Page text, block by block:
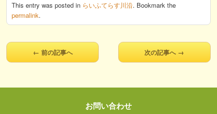
This entry was posted in らいふてらす川沿. Bookmark the
permalink.
← 前の記事へ 次の記事へ →
お問い合わせ